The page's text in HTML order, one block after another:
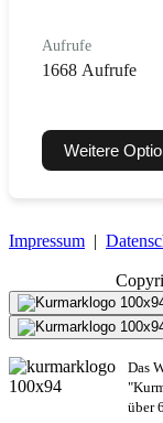
Aufrufe
1668 Aufrufe
Weitere
Impressum |
Das
über